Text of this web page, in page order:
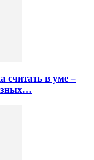
считать в уме –